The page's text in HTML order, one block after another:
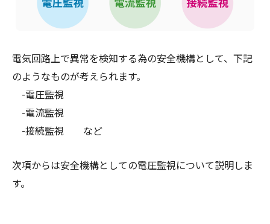
電気回路上で異常を検知する為の安全機構として、下記
のようなものが考えられます。
-電圧監視
-電流監視
-接続監視 など
次項からは安全機構としての電圧監視について説明しま
す。